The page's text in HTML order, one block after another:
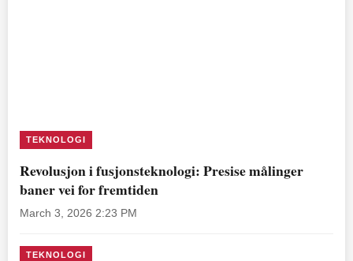
TEKNOLOGI
Revolusjon i fusjonsteknologi: Presise målinger
baner vei for fremtiden
March 3, 2026 2:23 PM
TEKNOLOGI